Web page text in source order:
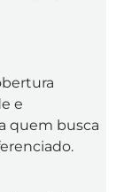
e
quem busca